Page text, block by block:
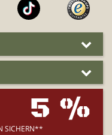
5 %
SICHERN**